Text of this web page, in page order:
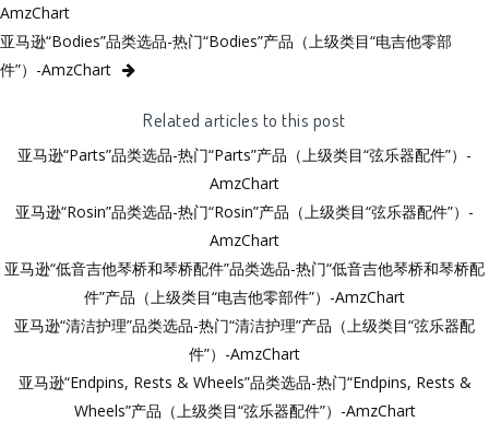
AmzChart
亚马逊“Bodies”品类选品-热门“Bodies”产品（上级类目“电吉他零部
件”）-AmzChart
Related articles to this post
亚马逊“Parts”品类选品-热门“Parts”产品（上级类目“弦乐器配件”）-
AmzChart
亚马逊“Rosin”品类选品-热门“Rosin”产品（上级类目“弦乐器配件”）-
AmzChart
亚马逊“低音吉他琴桥和琴桥配件”品类选品-热门“低音吉他琴桥和琴桥配
件”产品（上级类目“电吉他零部件”）-AmzChart
亚马逊“清洁护理”品类选品-热门“清洁护理”产品（上级类目“弦乐器配
件”）-AmzChart
亚马逊“Endpins, Rests & Wheels”品类选品-热门“Endpins, Rests &
Wheels”产品（上级类目“弦乐器配件”）-AmzChart